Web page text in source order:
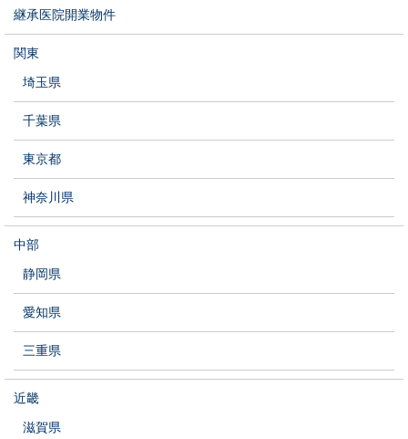
継承医院開業物件
関東
埼玉県
千葉県
東京都
神奈川県
中部
静岡県
愛知県
三重県
近畿
滋賀県